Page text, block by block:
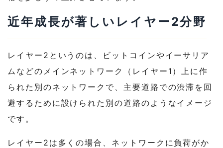
近年成長が著しいレイヤー2分野
レイヤー2というのは、ビットコインやイーサリア
ムなどのメインネットワーク（レイヤー1）上に作
られた別のネットワークで、主要道路での渋滞を回
避するために設けられた別の道路のようなイメージ
です。
レイヤー2は多くの場合、ネットワークに負荷がか